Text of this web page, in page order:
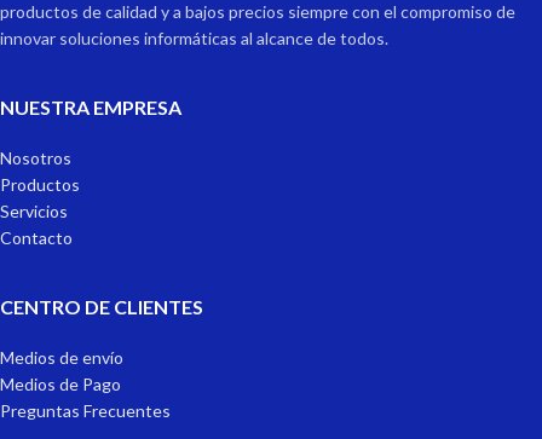
productos de calidad y a bajos precios siempre con el compromiso de
innovar soluciones informáticas al alcance de todos.
NUESTRA EMPRESA
Nosotros
Productos
Servicios
Contacto
CENTRO DE CLIENTES
Medios de envío
Medios de Pago
Preguntas Frecuentes